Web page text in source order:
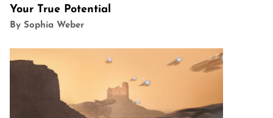
Your True Potential
By Sophia Weber